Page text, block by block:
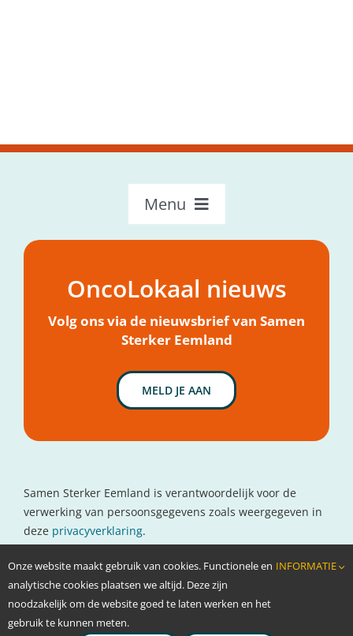
Menu
OncoLokaal – Home
Mijn hulpvraagOncoLokaal nieuws
Volg ons via de nieuwsbrief van Samen
Sterker Eemland
MELD JE AAN
Samen Sterker Eemland is verantwoordelijk voor de
verwerking van persoonsgegevens zoals weergegeven in
deze privacyverklaring.
Contactgegevens
www.oncolokaal.nl
info@oncolokaal.nl
Onze website maakt gebruik van cookies. Functionele en
analytische cookies plaatsen we altijd. Deze zijn
noodzakelijk om de website goed te laten werken en het
gebruik te kunnen meten.
INFORMATIE